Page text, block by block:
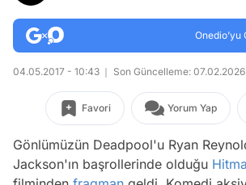
04.05.2017 - 10:43 Son Güncelleme:
Favori Yorum Yap
Gönlümüzün Deadpool'u Ryan
Jackson'ın başrollerinde olduğu